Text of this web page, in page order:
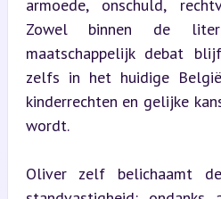
armoede, onschuld,
Zowel binnen de
maatschappelijk debat
zelfs in het huidige
kinderrechten en gelijke
wordt.
Oliver zelf belichaamt